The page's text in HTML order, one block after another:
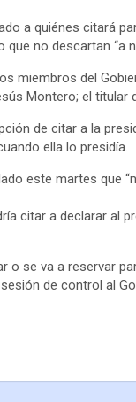
a quiénes citará
que no descartan “a
miembros del
Montero; el titular
de citar a la
ella lo presidía.
este martes que
citar a declarar al
o se va a reservar
de control al